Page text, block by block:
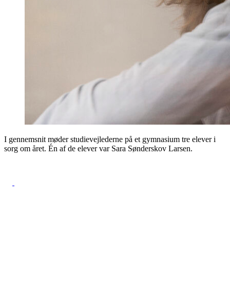
I gennemsnit møder studievejlederne på et gymnasium tre elever i
sorg om året. Én af de elever var Sara Sønderskov Larsen.